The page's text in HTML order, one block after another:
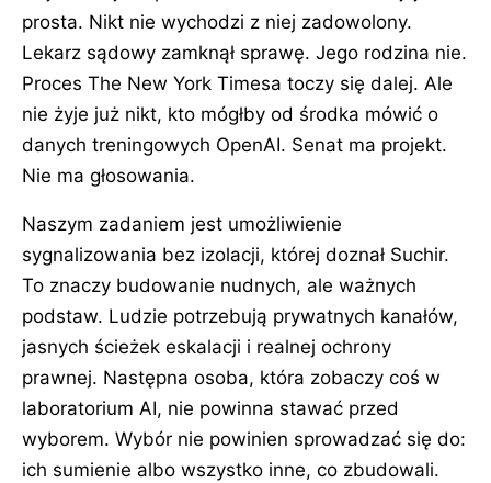
prosta. Nikt nie wychodzi z niej zadowolony.
Lekarz sądowy zamknął sprawę. Jego rodzina nie.
Proces The New York Timesa toczy się dalej. Ale
nie żyje już nikt, kto mógłby od środka mówić o
danych treningowych OpenAI. Senat ma projekt.
Nie ma głosowania.
Naszym zadaniem jest umożliwienie
sygnalizowania bez izolacji, której doznał Suchir.
To znaczy budowanie nudnych, ale ważnych
podstaw. Ludzie potrzebują prywatnych kanałów,
jasnych ścieżek eskalacji i realnej ochrony
prawnej. Następna osoba, która zobaczy coś w
laboratorium AI, nie powinna stawać przed
wyborem. Wybór nie powinien sprowadzać się do:
ich sumienie albo wszystko inne, co zbudowali.